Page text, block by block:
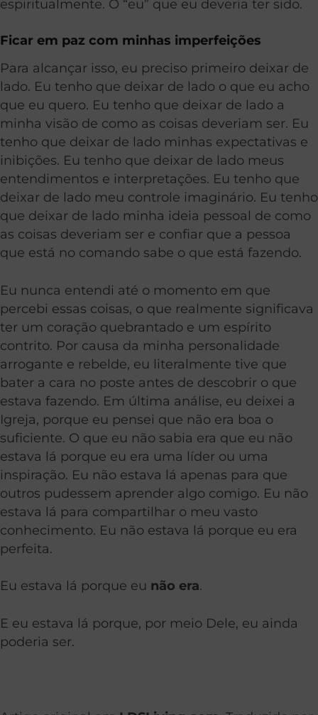
espiritualmente. O “eu” que eu deveria ter sido.
Ficar em paz com minhas imperfeições
Para alcançar isso, eu preciso primeiro deixar de
lado. Eu tenho que deixar de lado o que eu acho
que eu quero. Eu tenho que deixar de lado a
minha visão de como as coisas deveriam ser. Eu
tenho que deixar de lado minhas expectativas e
inibições. Eu tenho que deixar de lado meus
entendimentos e interpretações. Eu tenho que
deixar de lado meu controle imaginário. Eu tenho
que deixar de lado minha ideia pessoal de como
as coisas deveriam ser e confiar que a pessoa
que está no comando sabe o que está fazendo.
Eu nunca entendi até o momento em que
percebi essas coisas, o que realmente significava
ter um coração quebrantado e um espírito
contrito. Por causa da minha personalidade
arrogante e rebelde, eu literalmente tive que
bater a cara no poste antes de descobrir o que
estava fazendo. Em última análise, eu deixei a
Igreja, porque eu pensei que não era boa o
suficiente. O que eu não sabia era que eu não
estava lá porque eu era uma líder ou uma
inspiração. Eu não estava lá apenas para que
outros pudessem aprender algo comigo. Eu não
estava lá para compartilhar o meu vasto
conhecimento. Eu não estava lá porque eu era
perfeita.
Eu estava lá porque eu não era.
E eu estava lá porque, por meio Dele, eu ainda
poderia ser.